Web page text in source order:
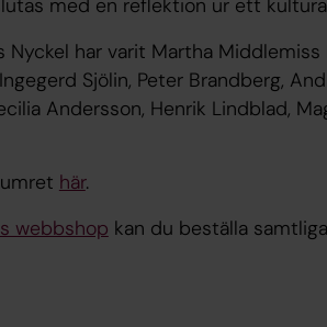
med en reflektion ur ett
Nyckel har varit Martha
Sjölin, Peter Brandberg,
Andersson, Henrik Lindblad,
här.
webbshop kan du beställa